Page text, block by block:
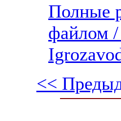
Полные
файлом /
<<